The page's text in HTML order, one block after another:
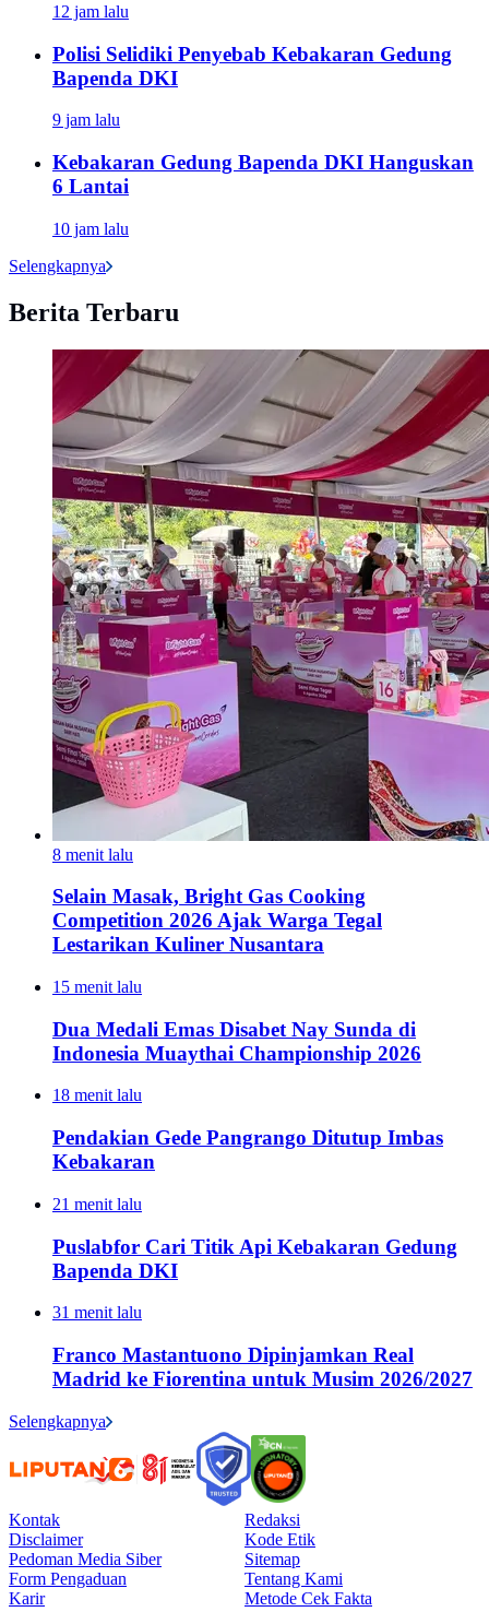
12 jam lalu
Polisi Selidiki Penyebab Kebakaran Gedung
Bapenda DKI
9 jam lalu
Kebakaran Gedung Bapenda DKI Hanguskan
6 Lantai
10 jam lalu
Selengkapnya
Berita Terbaru
8 menit lalu
Selain Masak, Bright Gas Cooking
Competition 2026 Ajak Warga Tegal
Lestarikan Kuliner Nusantara
15 menit lalu
Dua Medali Emas Disabet Nay Sunda di
Indonesia Muaythai Championship 2026
18 menit lalu
Pendakian Gede Pangrango Ditutup Imbas
Kebakaran
21 menit lalu
Puslabfor Cari Titik Api Kebakaran Gedung
Bapenda DKI
31 menit lalu
Franco Mastantuono Dipinjamkan Real
Madrid ke Fiorentina untuk Musim 2026/2027
Selengkapnya
Kontak
Redaksi
Disclaimer
Kode Etik
Pedoman Media Siber
Sitemap
Form Pengaduan
Tentang Kami
Karir
Metode Cek Fakta